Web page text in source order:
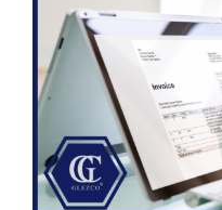
imagen
más